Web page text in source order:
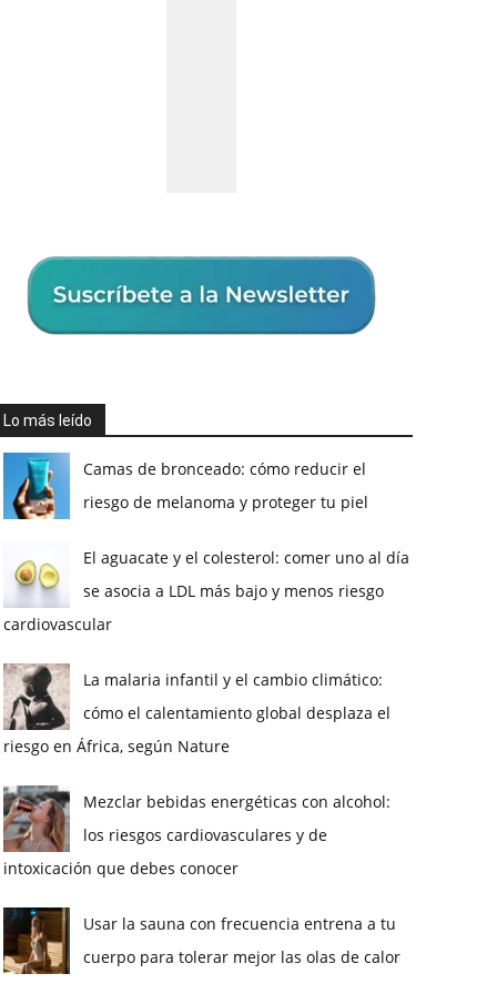
Lo más leído
Camas de bronceado: cómo reducir el
riesgo de melanoma y proteger tu piel
El aguacate y el colesterol: comer uno al día
se asocia a LDL más bajo y menos riesgo
cardiovascular
La malaria infantil y el cambio climático:
cómo el calentamiento global desplaza el
riesgo en África, según Nature
Mezclar bebidas energéticas con alcohol:
los riesgos cardiovasculares y de
intoxicación que debes conocer
Usar la sauna con frecuencia entrena a tu
cuerpo para tolerar mejor las olas de calor